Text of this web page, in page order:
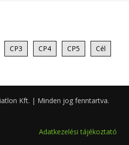
CP3 CP4 CP5 Cél
Kft. | Minden jog fenntartva.
Adatkezelési tájékoztató